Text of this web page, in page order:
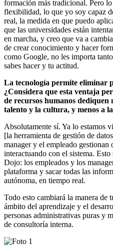
formación más tradicional. Pero
flexibilidad, lo que yo soy capaz
real, la medida en que puedo
que las universidades están
en marcha, y creo que va a
de crear conocimiento y hacer
como Google, no les importa
sabes hacer y tu actitud.
La tecnología permite eliminar
¿Considera que esta ventaja
de recursos humanos dediquen
talento y la cultura, y menos a
Absolutamente sí. Ya lo estamos
[la herramienta de gestión de
manager y el empleado gestionan
interactuando con el sistema.
Dojo: los empleados y los
plataforma y sacar todas las
autónoma, en tiempo real.
Todo esto cambiará la manera de
ámbito del aprendizaje y el
personas administrativas puras y
de consultoría interna.